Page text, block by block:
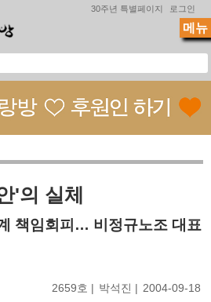
30주년 특별페이지 로그인
'의 실체
책임회피… 비정규노조 대표
2659호 박석진 2004-09-18
메뉴